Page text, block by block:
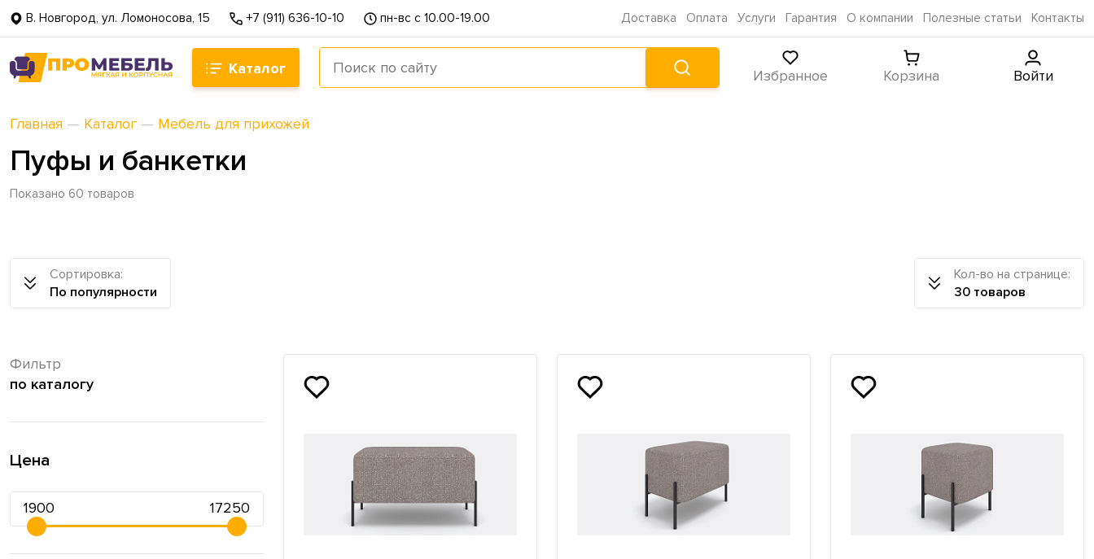
В. Новгород, ул. Ломоносова, 15 +7 (911) 636-10-10 пн-вс с 10.00-19.00 Доставка Оплата Услуги Гарантия О компании Полезные статьи Контакты
Каталог Избранное Корзина Войти
Главная — Каталог — Мебель для прихожей
Пуфы и банкетки
Показано 60 товаров
Сортировка:
По популярности
Кол-во на странице:
30 товаров
Фильтр
по каталогу
Цена